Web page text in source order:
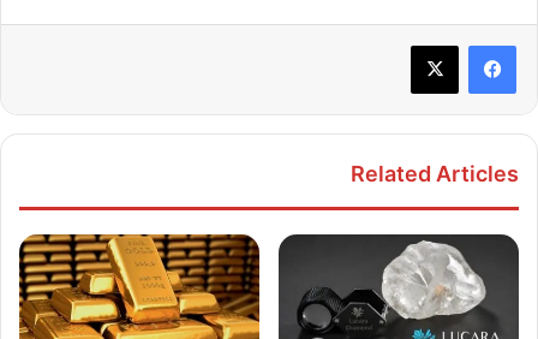
Related Articles